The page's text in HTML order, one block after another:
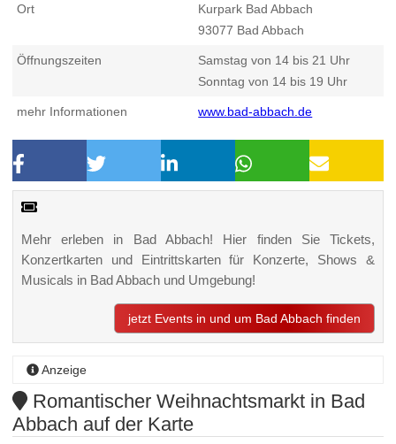
Ort
Kurpark Bad Abbach
93077 Bad Abbach
Öffnungszeiten
Samstag von 14 bis 21 Uhr
Sonntag von 14 bis 19 Uhr
mehr Informationen www.bad-abbach.de
Mehr erleben in Bad Abbach! Hier finden Sie Tickets,
Konzertkarten und Eintrittskarten für Konzerte, Shows &
Musicals in Bad Abbach und Umgebung!
jetzt Events in und um Bad Abbach finden
Anzeige
Romantischer Weihnachtsmarkt in Bad
Abbach auf der Karte